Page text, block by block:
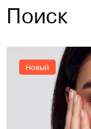
Поиск
Новый